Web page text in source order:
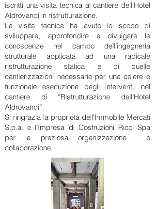
iscritti una visita tecnica al cantiere dell'Hotel
Aldrovandi in ristrutturazione.
La visita tecnica ha avuto lo scopo di
sviluppare, approfondire e divulgare le
conoscenze nel campo dell’ingegneria
strutturale applicata ad una radicale
ristrutturazione statica e di quelle
cantierizzazioni necessarie per una celere e
funzionale esecuzione degli interventi, nel
cantiere di “Ristrutturazione dell’Hotel
Aldrovandi”.
Si ringrazia la proprietà dell'Immobile Mercati
S.p.a. e l’Impresa di Costruzioni Ricci Spa
per la preziosa organizzazione e
collaborazione.